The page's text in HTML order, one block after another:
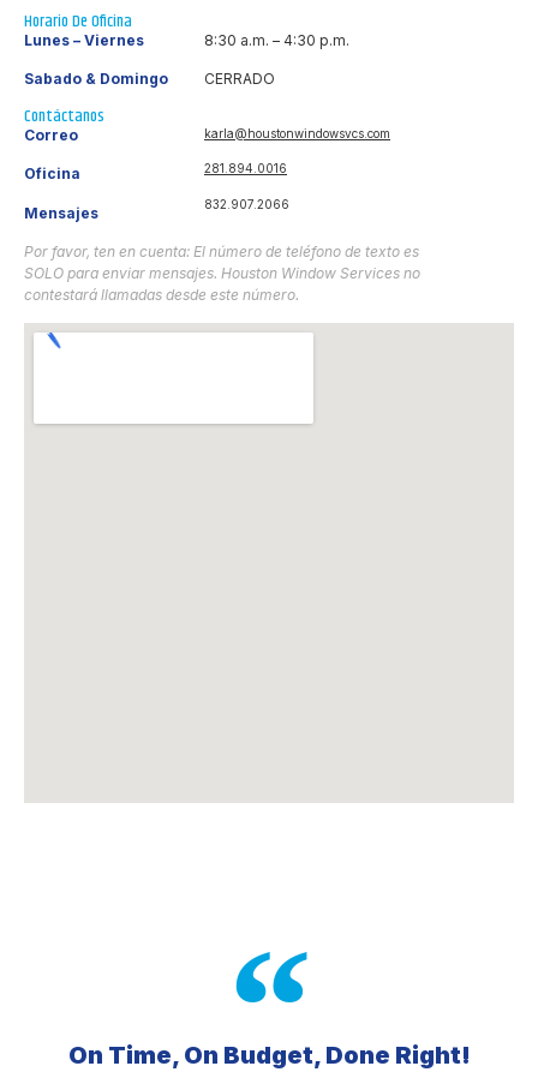
Horario De Oficina
Lunes – Viernes
Sabado & Domingo
8:30 a.m. – 4:30 p.m.
CERRADO
Contáctanos
Correo
Oficina
Mensajes
karla@houstonwindowsvcs.com
281.894.0016
832.907.2066
Por favor, ten en cuenta: El número de teléfono de texto es
SOLO para enviar mensajes. Houston Window Services no
contestará llamadas desde este número.
On Time, On Budget, Done Right!